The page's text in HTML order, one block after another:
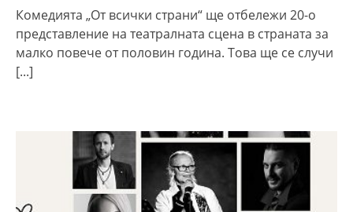
Комедията „От всички страни“ ще отбележи 20-о
представление на театралната сцена в страната за
малко повече от половин година. Това ще се случи
[...]